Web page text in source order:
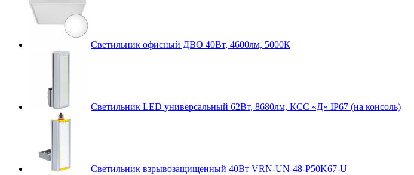
Светильник офисный ДВО 40Вт, 4600лм, 5000К
Светильник LED универсальный 62Вт, 8680лм, КСС «Д» IP67 (на консоль)
Светильник взрывозащищенный 40Вт VRN-UN-48-P50K67-U